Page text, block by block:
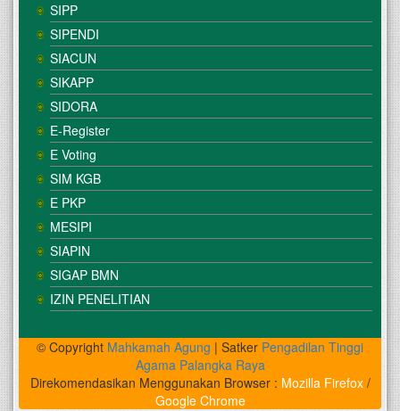
SIPP
SIPENDI
SIACUN
SIKAPP
SIDORA
E-Register
E Voting
SIM KGB
E PKP
MESIPI
SIAPIN
SIGAP BMN
IZIN PENELITIAN
© Copyright Mahkamah Agung | Satker Pengadilan Tinggi
Agama Palangka Raya
Direkomendasikan Menggunakan Browser : Mozilla Firefox/
Google Chrome